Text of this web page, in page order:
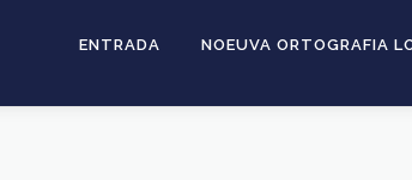
ENTRADA NOEUVA ORTOGRAFIA